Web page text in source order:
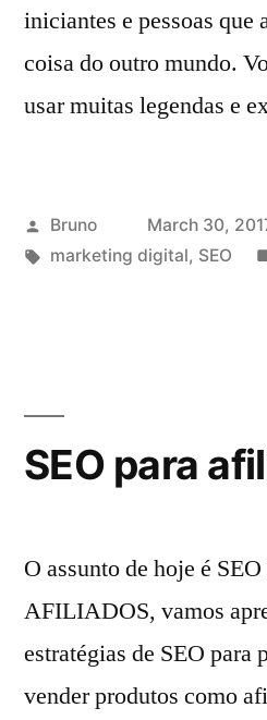
iniciantes e pessoas que
coisa do outro mundo.
usar muitas legendas e
Posted
by
Bruno March 30,
Tags:
marketing digital, SEO
SEO para
O assunto de hoje é
AFILIADOS, vamos
estratégias de SEO para
vender produtos como